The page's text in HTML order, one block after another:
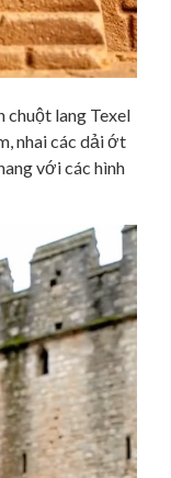
chuột lang Texel
nhai các dải ớt
với các hình